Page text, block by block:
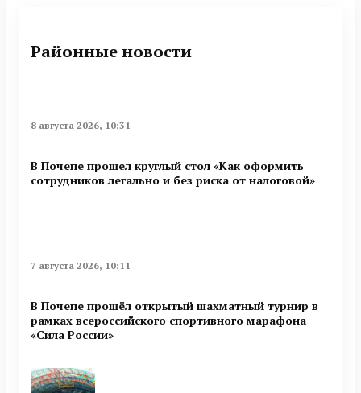
Районные новости
8 августа 2026, 10:31
В Почепе прошел круглый стол «Как оформить
сотрудников легально и без риска от налоговой»
7 августа 2026, 10:11
В Почепе прошёл открытый шахматный турнир в
рамках всероссийского спортивного марафона
«Сила России»